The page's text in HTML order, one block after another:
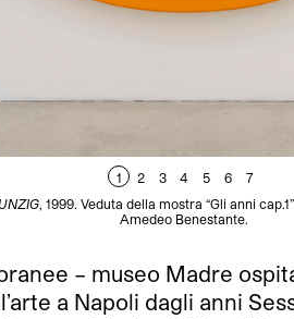
1 2 3 4 5 6
7
, 1999. Veduta della mostra “Gli anni
Amedeo Benestante.
– museo Madre
a Napoli dagli anni